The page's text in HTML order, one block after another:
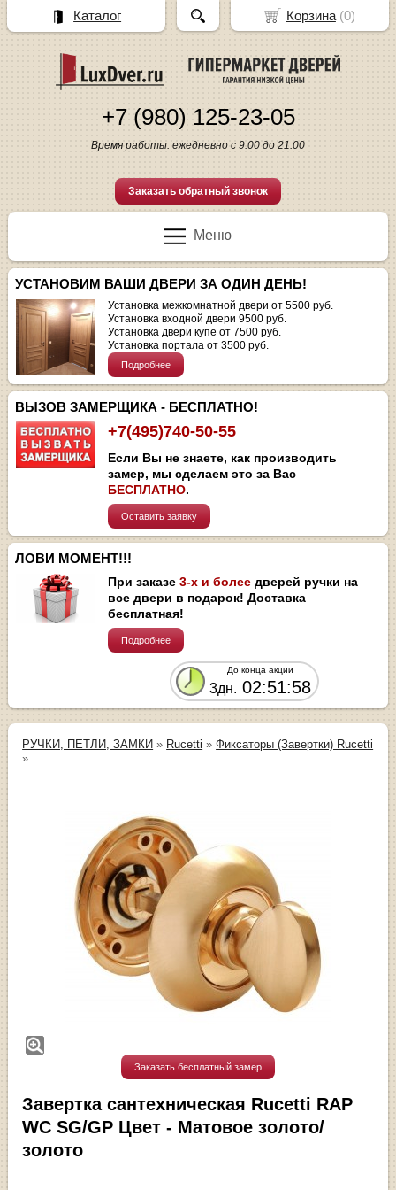
+7 (980) 125-23-05
Время работы: ежедневно с 9.00 до 21.00
Заказать обратный звонок
Меню
УСТАНОВИМ ВАШИ ДВЕРИ ЗА ОДИН ДЕНЬ!
Установка межкомнатной двери от 5500 руб.
Установка входной двери 9500 руб.
Установка двери купе от 7500 руб.
Установка портала от 3500 руб.
Подробнее
ВЫЗОВ ЗАМЕРЩИКА - БЕСПЛАТНО!
+7(495)740-50-55
Если Вы не знаете, как производить
замер, мы сделаем это за Вас
БЕСПЛАТНО.
Оставить заявку
ЛОВИ МОМЕНТ!!!
При заказе3-х и более дверей ручки на
все двери в подарок! Доставка
бесплатная!
Подробнее
До конца акции
3дн. 02:51:58
РУЧКИ, ПЕТЛИ, ЗАМКИ » Rucetti »Фиксаторы (Завертки) Rucetti
»
Заказать бесплатный замер
Завертка сантехническая Rucetti RAP
WC SG/GP Цвет - Матовое золото/
золото
Корзина(0)
Каталог